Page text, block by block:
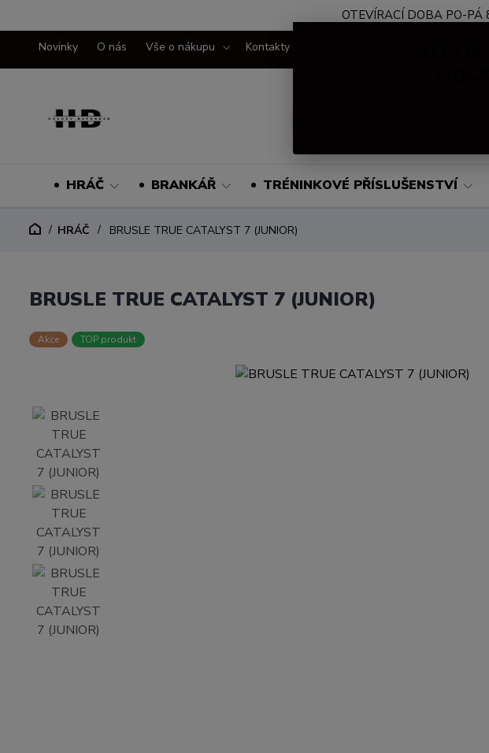
OTEVÍRACÍ DOBA PO-
Novinky O nás Vše o nákupu Kontakty
HRÁČ BRANKÁŘ TRÉNINKOVÉ PŘÍSLUŠENSTVÍ
HRÁČ BRUSLE TRUE CATALYST 7 (JUNIOR)
BRUSLE TRUE CATALYST 7 (JUNIOR)
Akce TOP produkt